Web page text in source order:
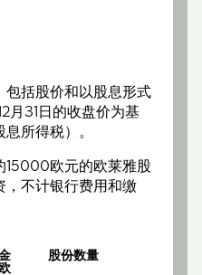
包括股价和以股息形式
月31日的收盘价为基
所得税）。
15000欧元的欧莱雅股
，不计银行费用和缴
股份数量